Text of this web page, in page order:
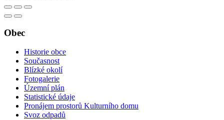
Obec
Historie obce
Současnost
Blízké okolí
Fotogalerie
Územní plán
Statistické údaje
Pronájem prostorů Kulturního domu
Svoz odpadů